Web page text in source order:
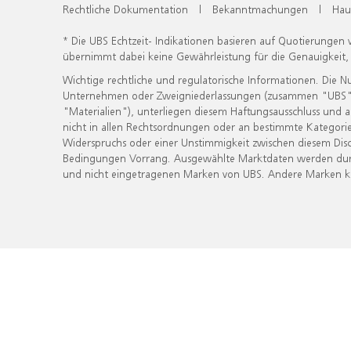
Rechtliche Dokumentation | Bekanntmachungen |
* Die UBS Echtzeit- Indikationen basieren auf
übernimmt dabei keine Gewährleistung für die
Wichtige rechtliche und regulatorische Informationen. Die
Unternehmen oder Zweigniederlassungen (zusammen
"Materialien"), unterliegen diesem Haftungsausschluss
nicht in allen Rechtsordnungen oder an bestimmte
Widerspruchs oder einer Unstimmigkeit zwischen diesem
Bedingungen Vorrang. Ausgewählte Marktdaten werden
und nicht eingetragenen Marken von UBS. Andere Marken